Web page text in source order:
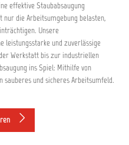
effektive Staubabsaugung
nur die Arbeitsumgebung belasten,
Unsere
leistungsstarke und zuverlässige
Werkstatt bis zur industriellen
ins Spiel: Mithilfe von
sauberes und sicheres Arbeitsumfeld.